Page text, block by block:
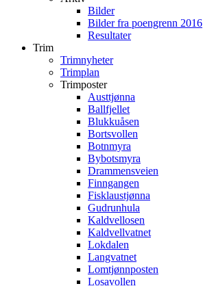
Bilder
Bilder fra poengrenn 2016
Resultater
Trim
Trimnyheter
Trimplan
Trimposter
Austtjønna
Ballfjellet
Blukkuåsen
Bortsvollen
Botnmyra
Bybotsmyra
Drammensveien
Finngangen
Fisklaustjønna
Gudrunhula
Kaldvellosen
Kaldvellvatnet
Lokdalen
Langvatnet
Lomtjønnposten
Losavollen